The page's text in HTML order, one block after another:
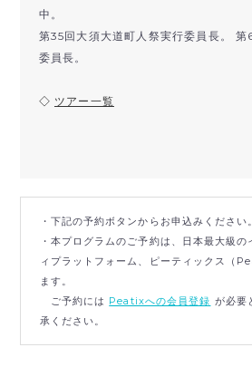
中。
第35回大須大道町人祭実行委員長。
委員長。
◇ ツアー一覧
・下記の予約ボタンからお申込みください。
・本プログラムのご予約は、日本最大級
ィプラットフォーム、ピーティックス（
ます。
ご予約には Peatixへの会員登録 が必要
承ください。